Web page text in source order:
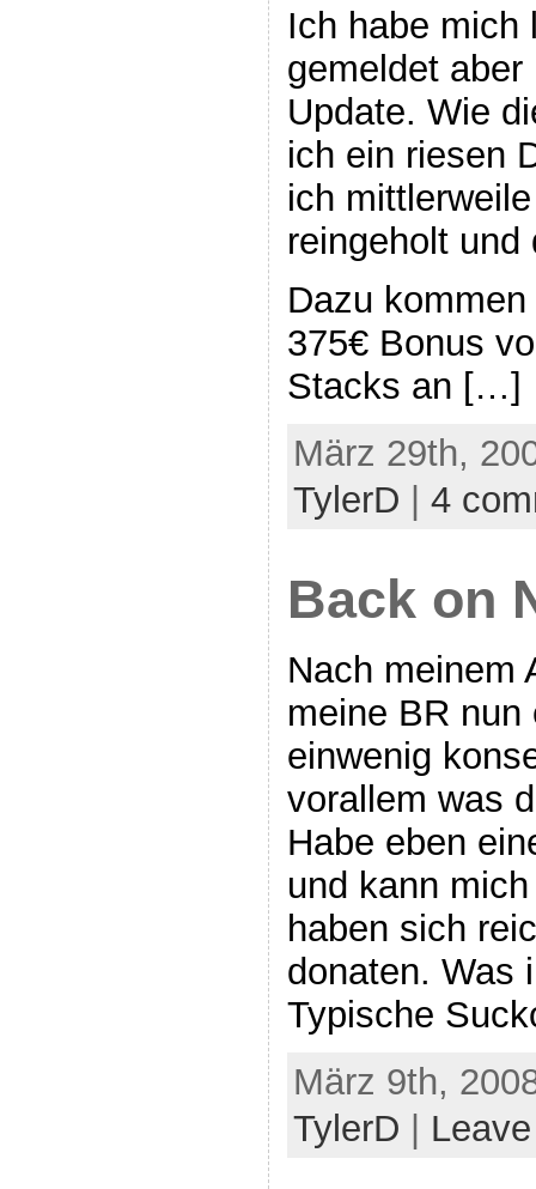
Ich habe mich
gemeldet
Update. Wie
ich ein riesen
ich
reingeholt
Dazu
375€ Bonus
Stacks an […]
März 29th,
TylerD | 4
Back on
Nach meinem
meine BR
einwenig
vorallem was
Habe eben
und kann
haben sich
donaten. Was
Typische
März 9th,
TylerD